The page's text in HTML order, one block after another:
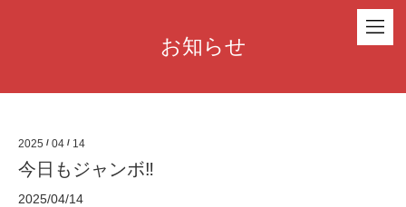
お知らせ
2025 / 04 / 14
今日もジャンボ‼️
2025/04/14